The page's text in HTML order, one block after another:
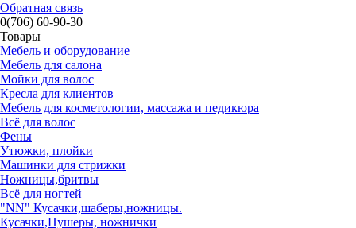
Обратная связь
0(706) 60-90-30
Товары
Мебель и оборудование
Мебель для салона
Мойки для волос
Кресла для клиентов
Мебель для косметологии, массажа и педикюра
Всё для волос
Фены
Утюжки, плойки
Машинки для стрижки
Ножницы,бритвы
Всё для ногтей
"NN" Кусачки,шаберы,ножницы.
Кусачки,Пушеры, ножнички